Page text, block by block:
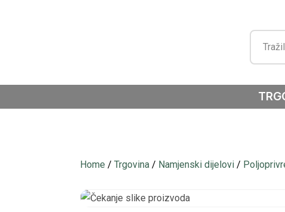
Home /Trgovina / Namjenski dijelovi /